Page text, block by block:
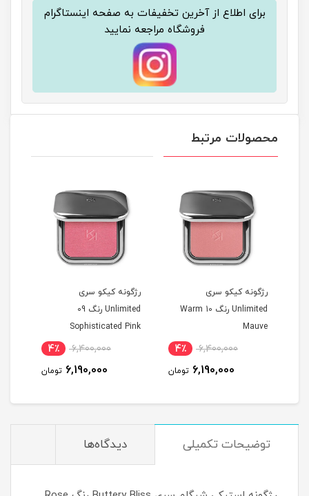
برای اطلاع از آخرین تخفیفات به صفحه اینستاگرام
فروشگاه مراجعه نمایید
محصولات مرتبط
رژگونه کیکو سری
Unlimited رنگ 10 Warm
Mauve
6,400,000 4٪
6,190,000 تومان
رژگونه کیکو سری
Unlimited رنگ 09
Sophisticated Pink
6,400,000 4٪
6,190,000 تومان
توضیحات تکمیلی دیدگاه‌ها